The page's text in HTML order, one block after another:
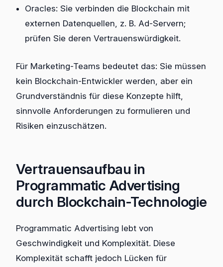
Oracles: Sie verbinden die Blockchain mit
externen Datenquellen, z. B. Ad-Servern;
prüfen Sie deren Vertrauenswürdigkeit.
Für Marketing-Teams bedeutet das: Sie müssen
kein Blockchain-Entwickler werden, aber ein
Grundverständnis für diese Konzepte hilft,
sinnvolle Anforderungen zu formulieren und
Risiken einzuschätzen.
Vertrauensaufbau in
Programmatic Advertising
durch Blockchain-Technologie
Programmatic Advertising lebt von
Geschwindigkeit und Komplexität. Diese
Komplexität schafft jedoch Lücken für